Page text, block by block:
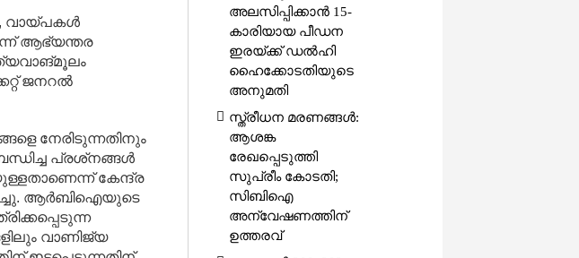
വായ്പകൾ
ആഭ്യന്തര
ജനറൽ
നേരിടുന്നതിനും
പ്രശ്‌നങ്ങൾ
കേന്ദ്ര
ആർ‌ബി‌ഐയുടെ
വാണിജ്യ
അലസിപ്പിക്കാൻ 15-
കാരിയായ പീഡന
ഇരയ്ക്ക് ഡൽഹി
ഹൈക്കോടതിയുടെ
അനുമതി
സ്ത്രീധന മരണങ്ങൾ:
ആശങ്ക
രേഖപ്പെടുത്തി
സുപ്രീം കോടതി;
സിബിഐ
അന്വേഷണത്തിന്
ഉത്തരവ്